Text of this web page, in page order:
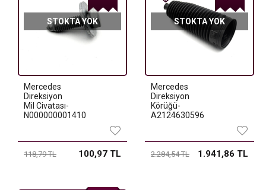
STOKTA YOK
Mercedes
Direksiyon
Mil Civatası-
N000000001410
118,79 TL 100,97 TL
STOKTA YOK
Mercedes
Direksiyon
Körüğü-
A2124630596
2.284,54 TL 1.941,86 TL